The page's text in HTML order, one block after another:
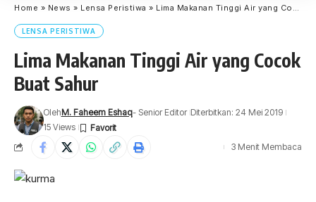
Home » News » Lensa Peristiwa » Lima Makanan Tinggi Air yang Cocok Buat Sahur
LENSA PERISTIWA
Lima Makanan Tinggi Air yang Cocok
Buat Sahur
OlehM. Faheem Eshaq- Senior Editor Diterbitkan: 24 Mei 2019
15 Views
3 Menit Membaca